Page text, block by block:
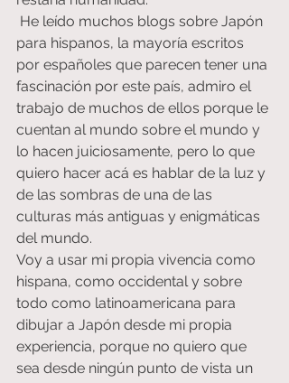
para hispanos, la mayoría escritos
por españoles que parecen tener una
fascinación por este país, admiro el
trabajo de muchos de ellos porque le
cuentan al mundo sobre el mundo y
lo hacen juiciosamente, pero lo que
quiero hacer acá es hablar de la luz y
de las sombras de una de las
culturas más antiguas y enigmáticas
del mundo.
Voy a usar mi propia vivencia como
hispana, como occidental y sobre
todo como latinoamericana para
dibujar a Japón desde mi propia
experiencia, porque no quiero que
sea desde ningún punto de vista un